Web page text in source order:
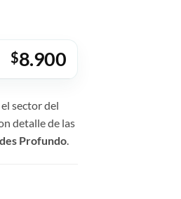
$8.900
sector del
detalle de las
Profundo.